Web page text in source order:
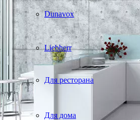
Dunavox
Liebherr
Для ресторана
Для дома